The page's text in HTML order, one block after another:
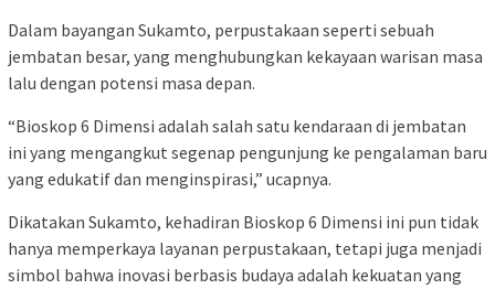
Dalam bayangan Sukamto, perpustakaan seperti sebuah
jembatan besar, yang menghubungkan kekayaan warisan masa
lalu dengan potensi masa depan.
“Bioskop 6 Dimensi adalah salah satu kendaraan di jembatan
ini yang mengangkut segenap pengunjung ke pengalaman baru
yang edukatif dan menginspirasi,” ucapnya.
Dikatakan Sukamto, kehadiran Bioskop 6 Dimensi ini pun tidak
hanya memperkaya layanan perpustakaan, tetapi juga menjadi
simbol bahwa inovasi berbasis budaya adalah kekuatan yang